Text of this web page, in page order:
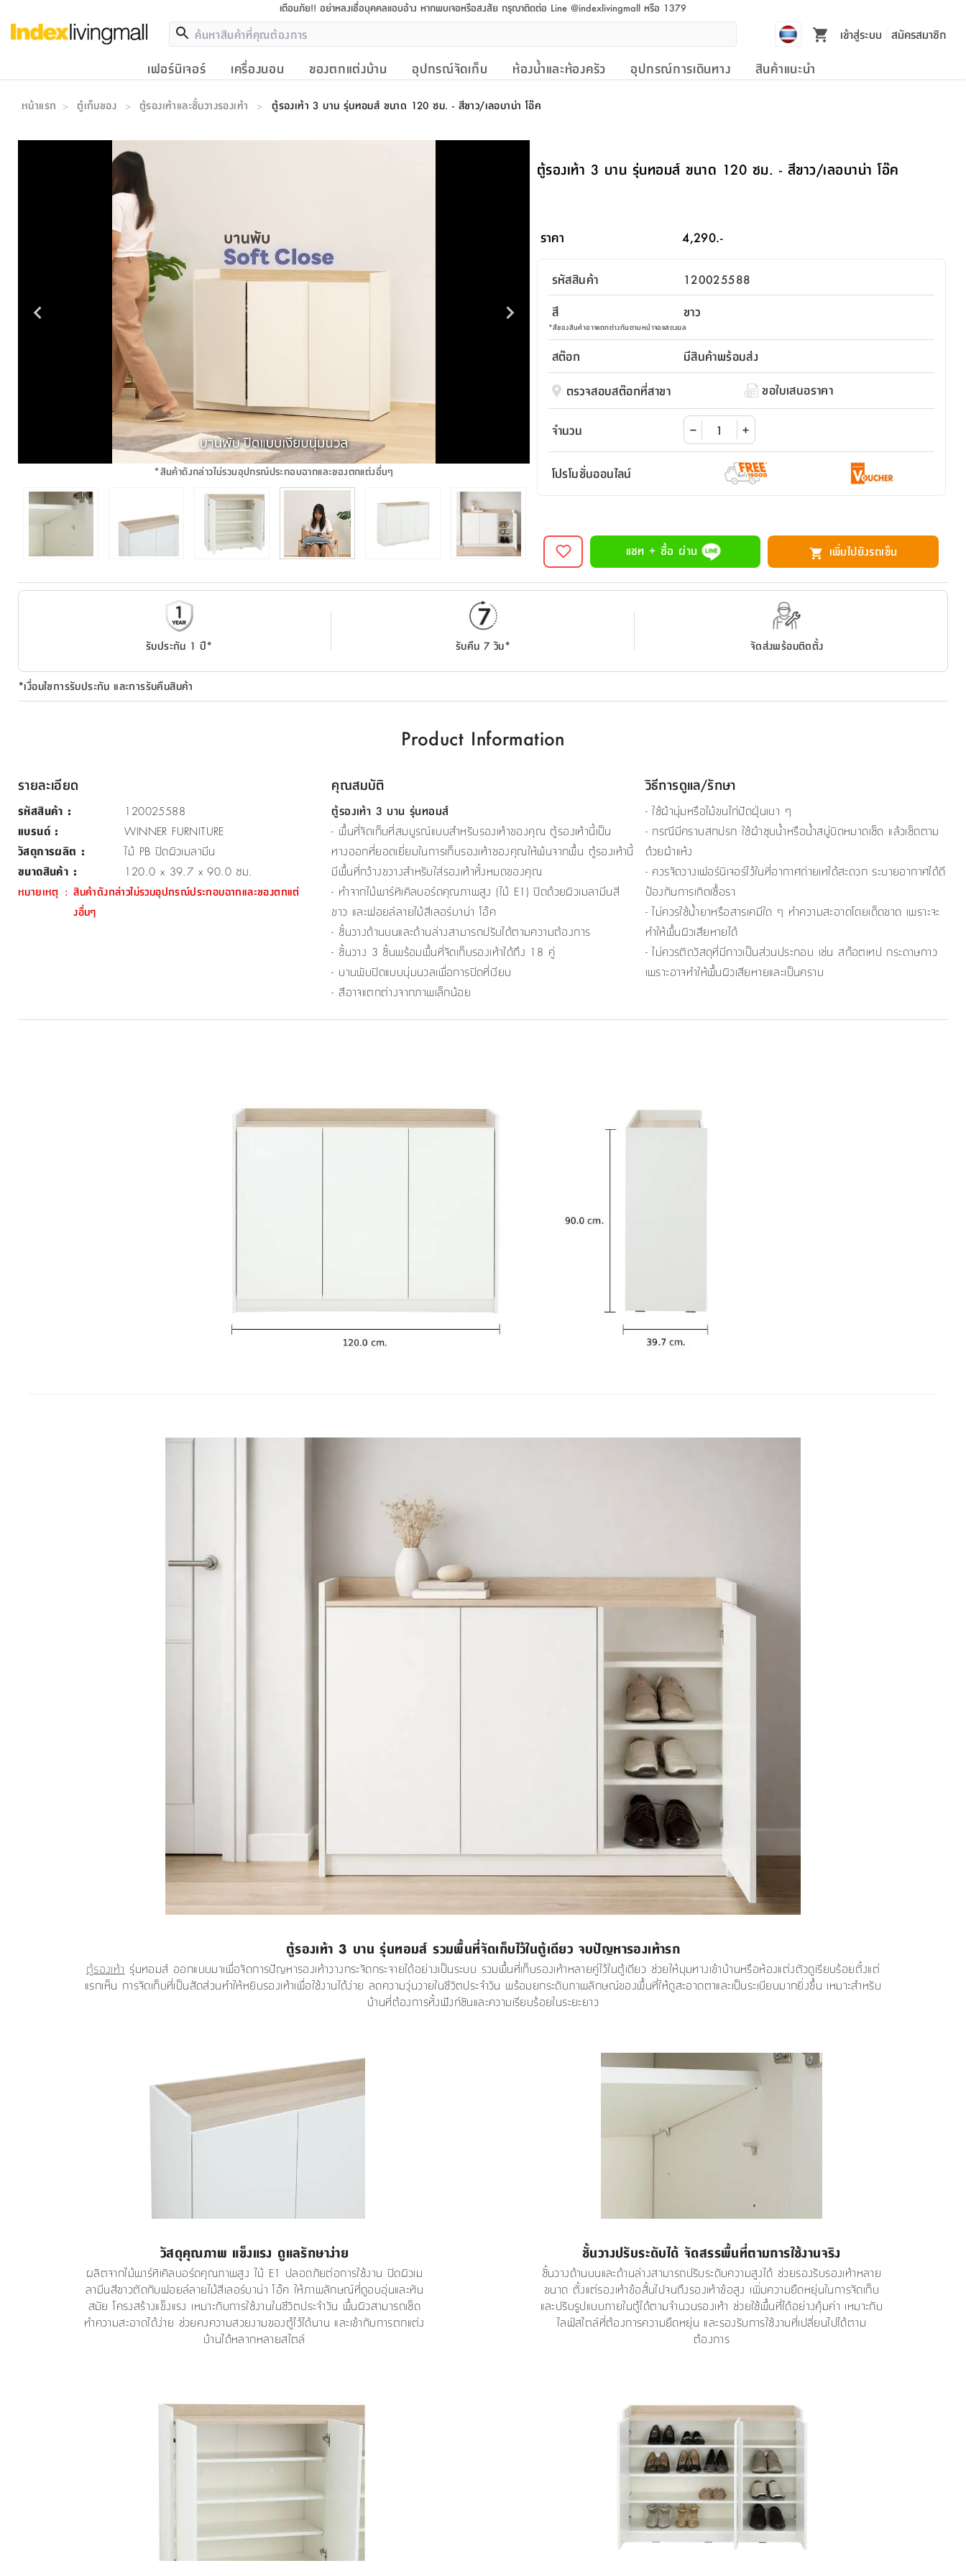
เตือนภัย!! อย่าหลงเชื่อบุคคลแอบอ้าง หากพบเจอหรือสงสัย กรุณาติดต่อ Line @indexlivingmall หรือ 1379
เข้าสู่ระบบ สมัครสมาชิก
เฟอร์นิเจอร์ เครื่องนอน ของตกแต่งบ้าน อุปกรณ์จัดเก็บ ห้องน้ำและห้องครัว อุปกรณ์การเดินทาง สินค้าแนะนำ
หน้าแรก > ตู้เก็บของ > ตู้รองเท้าและชั้นวางรองเท้า > ตู้รองเท้า 3 บาน รุ่นทอมส์ ขนาด 120 ซม. - สีขาว/เลอบาน่า โอ๊ค
*สินค้าดังกล่าวไม่รวมอุปกรณ์ประกอบฉากและของตกแต่งอื่นๆ
ตู้รองเท้า 3 บาน รุ่นทอมส์ ขนาด 120 ซม. - สีขาว/เลอบาน่า โอ๊ค
ราคา 4,290.-
รหัสสินค้า
120025588
สี
ขาว
*สีของสินค้าอาจแตกต่างกันตามหน้าจอแสดงผล
สต๊อก
มีสินค้าพร้อมส่ง
ตรวจสอบสต๊อกที่สาขา
ขอใบเสนอราคา
จำนวน
โปรโมชั่นออนไลน์
แชท + ซื้อ ผ่าน เพิ่มไปยังรถเข็น
รับประกัน 1 ปี* รับคืน 7 วัน* จัดส่งพร้อมติดตั้ง
*เงื่อนไขการรับประกัน และการรับคืนสินค้า
Product Information
รายละเอียด
รหัสสินค้า :
120025588
แบรนด์:
WINNER FURNITURE
วัสดุการผลิต :
ไม้ PB ปิดผิวเมลามีน
ขนาดสินค้า : 120.0 x 39.7 x 90.0 ซม.
หมายเหตุ : สินค้าดังกล่าวไม่รวมอุปกรณ์ประกอบฉากและของตกแต่
งอื่นๆ
คุณสมบัติ
ตู้รองเท้า 3 บาน รุ่นทอมส์
- พื้นที่จัดเก็บที่สมบูรณ์แบบสำหรับรองเท้าของคุณ ตู้รองเท้านี้เป็น
ทางออกที่ยอดเยี่ยมในการเก็บรองเท้าของคุณให้พ้นจากพื้น ตู้รองเท้านี้
มีพื้นที่กว้างขวางสำหรับใส่รองเท้าทั้งหมดของคุณ
- ทำจากไม้พาร์ทิเคิลบอร์ดคุณภาพสูง (ไม้ E1) ปิดด้วยผิวเมลามีนสี
ขาว และฟอยล์ลายไม้สีเลอร์บาน่า โอ๊ค
- ชั้นวางด้านบนและด้านล่างสามารถปรับได้ตามความต้องการ
- ชั้นวาง 3 ชั้นพร้อมพื้นที่จัดเก็บรองเท้าได้ถึง 18 คู่
- บานพับปิดแบบนุ่มนวลเพื่อการปิดที่เงียบ
- สีอาจแตกต่างจากภาพเล็กน้อย
วิธีการดูแล/รักษา
- ใช้ผ้านุ่มหรือไม้ขนไก่ปัดฝุ่นเบา ๆ
- กรณีมีคราบสกปรก ใช้ผ้าชุบน้ำหรือน้ำสบู่บิดหมาดเช็ด แล้วเช็ดตาม
ด้วยผ้าแห้ง
- ควรจัดวางเฟอร์นิเจอร์ไว้ในที่อากาศถ่ายเทได้สะดวก ระบายอากาศได้ดี
ป้องกันการเกิดเชื้อรา
- ไม่ควรใช้น้ำยาหรือสารเคมีใด ๆ ทำความสะอาดโดยเด็ดขาด เพราะจะ
ทำให้พื้นผิวเสียหายได้
- ไม่ควรติดวัสดุที่มีกาวเป็นส่วนประกอบ เช่น สก๊อตเทป กระดาษกาว
เพราะอาจทำให้พื้นผิวเสียหายและเป็นคราบ
ตู้รองเท้า 3 บาน รุ่นทอมส์ รวมพื้นที่จัดเก็บไว้ในตู้เดียว จบปัญหารองเท้ารก
ตู้รองเท้า รุ่นทอมส์ ออกแบบมาเพื่อจัดการปัญหารองเท้าวางกระจัดกระจายได้อย่างเป็นระบบ รวมพื้นที่เก็บรองเท้าหลายคู่ไว้ในตู้เดียว ช่วยให้มุมทางเข้าบ้านหรือห้องแต่งตัวดูเรียบร้อยตั้งแต่
แรกเห็น การจัดเก็บที่เป็นสัดส่วนทำให้หยิบรองเท้าเพื่อใช้งานได้ง่าย ลดความวุ่นวายในชีวิตประจำวัน พร้อมยกระดับภาพลักษณ์ของพื้นที่ให้ดูสะอาดตาและเป็นระเบียบมากยิ่งขึ้น เหมาะสำหรับ
บ้านที่ต้องการทั้งฟังก์ชันและความเรียบร้อยในระยะยาว
วัสดุคุณภาพ แข็งแรง ดูแลรักษาง่าย
ผลิตจากไม้พาร์ทิเคิลบอร์ดคุณภาพสูง ไม้ E1 ปลอดภัยต่อการใช้งาน ปิดผิวเม
ลามีนสีขาวตัดกับฟอยล์ลายไม้สีเลอร์บาน่า โอ๊ค ให้ภาพลักษณ์ที่ดูอบอุ่นและทัน
สมัย โครงสร้างแข็งแรง เหมาะกับการใช้งานในชีวิตประจำวัน พื้นผิวสามารถเช็ด
ทำความสะอาดได้ง่าย ช่วยคงความสวยงามของตู้ไว้ได้นาน และเข้ากับการตกแต่ง
บ้านได้หลากหลายสไตล์
ชั้นวางปรับระดับได้ จัดสรรพื้นที่ตามการใช้งานจริง
ชั้นวางด้านบนและด้านล่างสามารถปรับระดับความสูงได้ ช่วยรองรับรองเท้าหลาย
ขนาด ตั้งแต่รองเท้าข้อสั้นไปจนถึงรองเท้าข้อสูง เพิ่มความยืดหยุ่นในการจัดเก็บ
และปรับรูปแบบภายในตู้ได้ตามจำนวนรองเท้า ช่วยใช้พื้นที่ได้อย่างคุ้มค่า เหมาะกับ
ไลฟ์สไตล์ที่ต้องการความยืดหยุ่น และรองรับการใช้งานที่เปลี่ยนไปได้ตาม
ต้องการ